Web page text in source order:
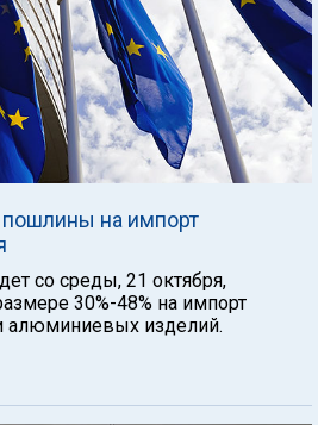
на импорт
со среды, 21 октября,
30%-48% на импорт
алюминиевых изделий.